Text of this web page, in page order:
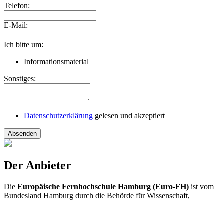
Telefon:
E-Mail:
Ich bitte um:
Informationsmaterial
Sonstiges:
Datenschutzerklärung gelesen und akzeptiert
Absenden
Der Anbieter
Die Europäische Fernhochschule Hamburg (Euro-FH) ist vom
Bundesland Hamburg durch die Behörde für Wissenschaft,